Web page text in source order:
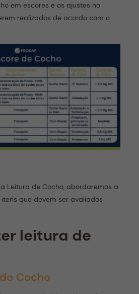
em escores e os ajustes no
realizados de acordo com o
Leitura de Cocho, abordaremos a
que devem ser avaliados
leitura de
Cocho